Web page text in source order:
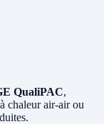
QualiPAC,
chaleur air-air ou